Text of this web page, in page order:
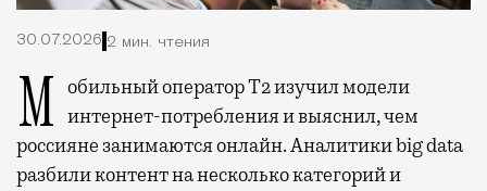
30.07.2026 2 мин. чтения
Мобильный оператор Т2 изучил модели интернет-потребления и выяснил, чем
россияне занимаются онлайн. Аналитики big data
разбили контент на несколько категорий и